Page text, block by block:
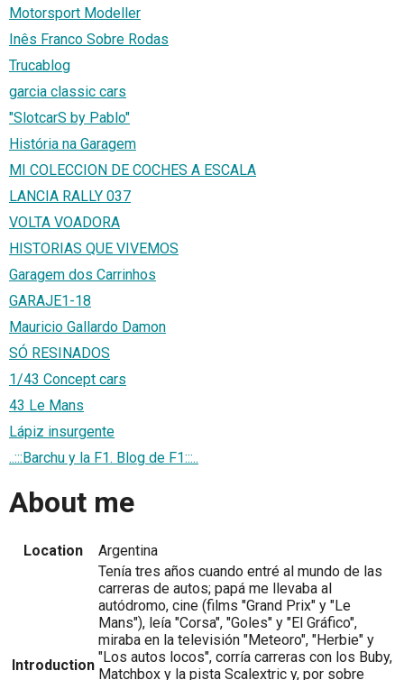
Motorsport Modeller
Inês Franco Sobre Rodas
Trucablog
garcia classic cars
"SlotcarS by Pablo"
História na Garagem
MI COLECCION DE COCHES A ESCALA
LANCIA RALLY 037
VOLTA VOADORA
HISTORIAS QUE VIVEMOS
Garagem dos Carrinhos
GARAJE1-18
Mauricio Gallardo Damon
SÓ RESINADOS
1/43 Concept cars
43 Le Mans
Lápiz insurgente
..:::Barchu y la F1. Blog de F1:::..
About me
Location Argentina
Introduction
Tenía tres años cuando entré al mundo de las
carreras de autos; papá me llevaba al
autódromo, cine (films "Grand Prix" y "Le
Mans"), leía "Corsa", "Goles" y "El Gráfico",
miraba en la televisión "Meteoro", "Herbie" y
"Los autos locos", corría carreras con los Buby,
Matchbox y la pista Scalextric y, por sobre